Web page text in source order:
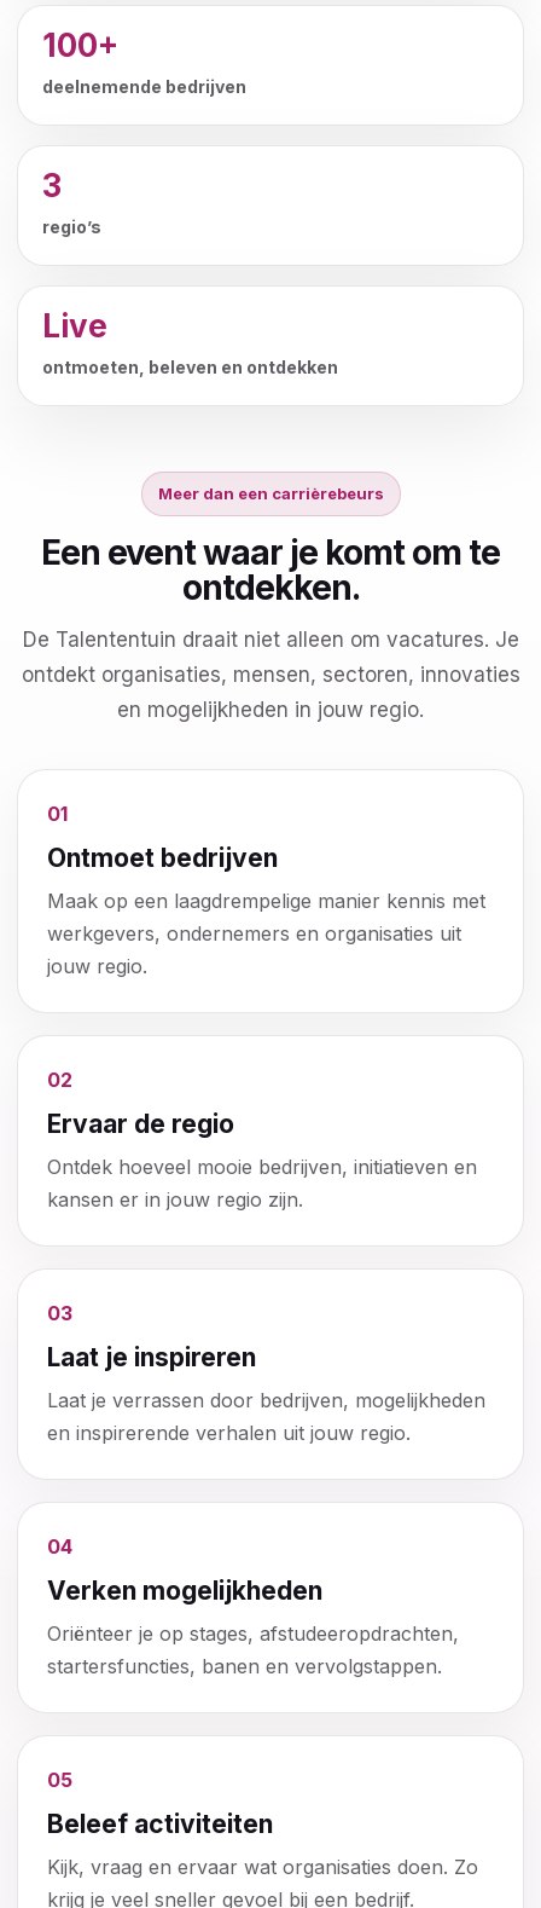
100+
deelnemende bedrijven
3
regio’s
Live
ontmoeten, beleven en ontdekken
Meer dan een carrièrebeurs
Een event waar je komt om te
ontdekken.
De Talententuin draait niet alleen om vacatures. Je
ontdekt organisaties, mensen, sectoren, innovaties
en mogelijkheden in jouw regio.
01
Ontmoet bedrijven
Maak op een laagdrempelige manier kennis met
werkgevers, ondernemers en organisaties uit
jouw regio.
02
Ervaar de regio
Ontdek hoeveel mooie bedrijven, initiatieven en
kansen er in jouw regio zijn.
03
Laat je inspireren
Laat je verrassen door bedrijven, mogelijkheden
en inspirerende verhalen uit jouw regio.
04
Verken mogelijkheden
Oriënteer je op stages, afstudeeropdrachten,
startersfuncties, banen en vervolgstappen.
05
Beleef activiteiten
Kijk, vraag en ervaar wat organisaties doen. Zo
krijg je veel sneller gevoel bij een bedrijf.